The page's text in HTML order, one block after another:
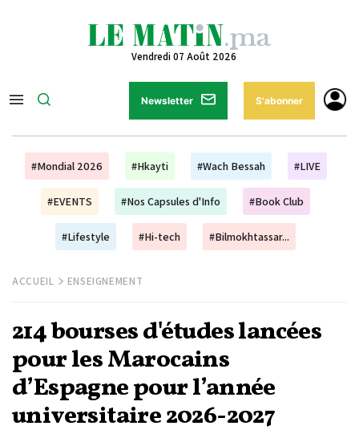
Vendredi 07 Août 2026
Newsletter S'abonner
#Mondial 2026 #Hkayti #Wach Bessah #LIVE
#EVENTS #Nos Capsules d'Info #Book Club
#Lifestyle #Hi-tech #Bilmokhtassar...
ACCUEIL ENSEIGNEMENT
214 bourses d'études lancées
pour les Marocains
d’Espagne pour l’année
universitaire 2026-2027